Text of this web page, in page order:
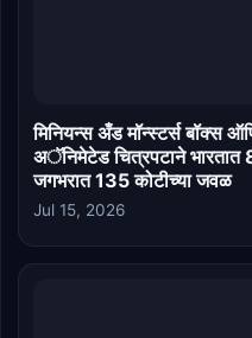
मिनियन्स अँड मॉन्स्टर्स बॉक्स
अॅनिमेटेड चित्रपटाने भारतात
जगभरात 135 कोटीच्या जवळ
Jul 15, 2026